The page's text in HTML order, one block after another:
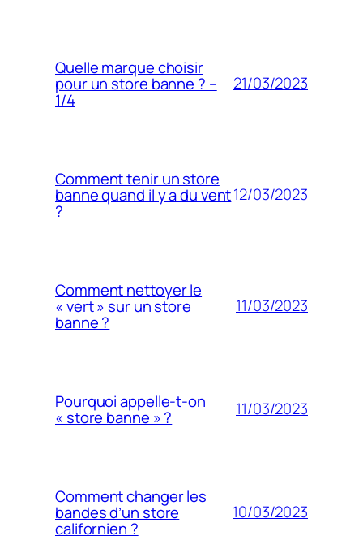
Quelle marque choisir
pour un store banne ? –
1/4
21/03/2023
Comment tenir un store
banne quand il y a du vent
?
12/03/2023
Comment nettoyer le
« vert » sur un store
banne ?
11/03/2023
Pourquoi appelle-t-on
« store banne » ? 11/03/2023
Comment changer les
bandes d’un store
californien ?
10/03/2023